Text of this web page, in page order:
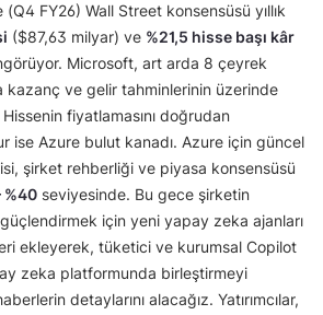
FY26) Wall Street konsensüsü yıllık
($87,63 milyar) ve %21,5 hisse başı kâr
Microsoft, art arda 8 çeyrek
kazanç ve gelir tahminlerinin üzerinde
fiyatlamasını doğrudan
ise Azure bulut kanadı. Azure için güncel
şirket rehberliği ve piyasa konsensüsü
%40 seviyesinde. Bu gece şirketin
için yeni yapay zeka ajanları
ekleyerek, tüketici ve kurumsal Copilot
zeka platformunda birleştirmeyi
detaylarını alacağız. Yatırımcılar,